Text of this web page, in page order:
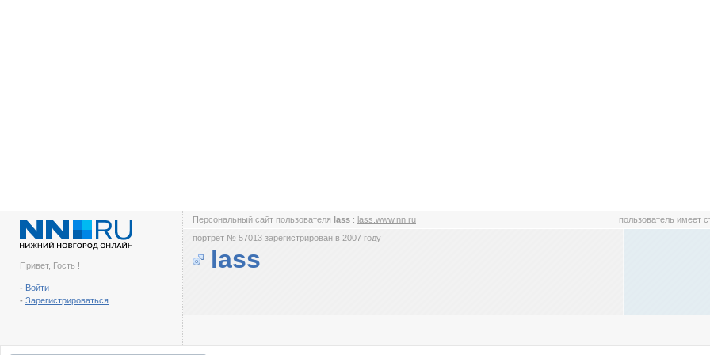
Привет, Гость !
- Войти
- Зарегистрироваться
Персональный сайт пользователя lass : lass.www.nn.ru пользователь имеет
портрет № 57013 зарегистрирован в 2007 году
lass